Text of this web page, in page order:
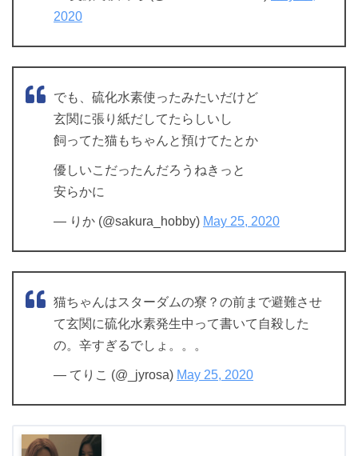
2020
でも、硫化水素使ったみたいだけど
玄関に張り紙だしてたらしいし
飼ってた猫もちゃんと預けてたとか
優しいこだったんだろうねきっと
安らかに
— りか (@sakura_hobby) May 25, 2020
猫ちゃんはスターダムの寮？の前まで避難させ
て玄関に硫化水素発生中って書いて自殺した
の。辛すぎるでしょ。。。
— てりこ (@_jyrosa) May 25, 2020